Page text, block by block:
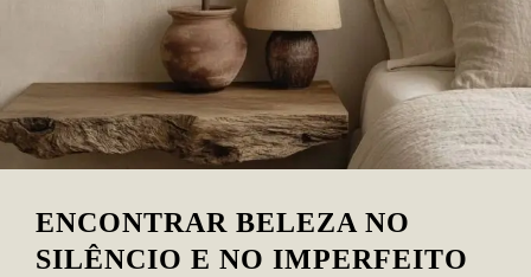
ENCONTRAR BELEZA NO
SILÊNCIO E NO IMPERFEITO